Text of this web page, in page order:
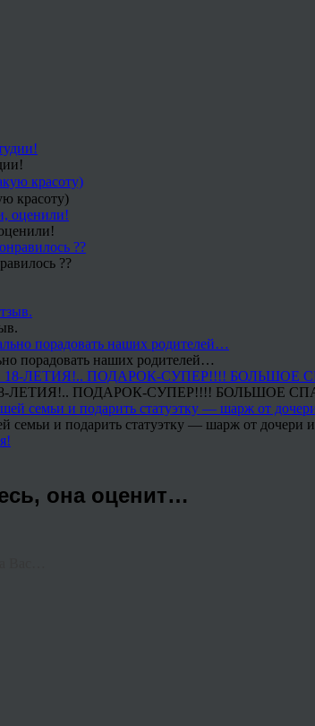
красоту)
??
порадовать наших родителей…
ПОДАРОК-СУПЕР!!!! БОЛЬШОЕ
семьи и подарить статуэтку — шарж от дочери
она оценит…